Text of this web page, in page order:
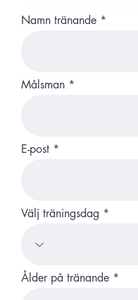
Namn tränande
Målsman
E-post
Välj träningsdag
Ålder på tränande